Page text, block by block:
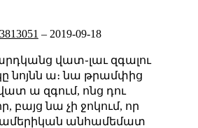
– 2019-09-18
վատ֊լաւ զգալու
նոյնն ա։ նա թրամփից
ա զգում, ոնց դու
բայց նա չի ջոկում, որ
անհամեմատ